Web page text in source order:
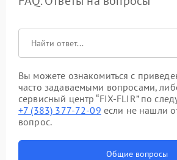
Вы можете ознакомиться с
часто задаваемыми вопросами,
сервисный центр “FIX-FLIR” по
+7 (383) 377-72-09 если не нашли
вопрос.
Общие вопросы